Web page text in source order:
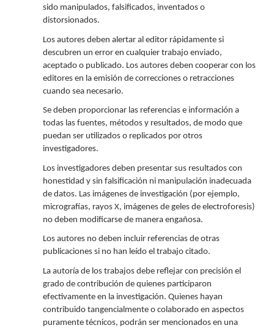
sido manipulados, falsificados, inventados o
distorsionados.
Los autores deben alertar al editor rápidamente si
descubren un error en cualquier trabajo enviado,
aceptado o publicado. Los autores deben cooperar con los
editores en la emisión de correcciones o retracciones
cuando sea necesario.
Se deben proporcionar las referencias e información a
todas las fuentes, métodos y resultados, de modo que
puedan ser utilizados o replicados por otros
investigadores.
Los investigadores deben presentar sus resultados con
honestidad y sin falsificación ni manipulación inadecuada
de datos. Las imágenes de investigación (por ejemplo,
micrografías, rayos X, imágenes de geles de electroforesis)
no deben modificarse de manera engañosa.
Los autores no deben incluir referencias de otras
publicaciones si no han leído el trabajo citado.
La autoría de los trabajos debe reflejar con precisión el
grado de contribución de quienes participaron
efectivamente en la investigación. Quienes hayan
contribuido tangencialmente o colaborado en aspectos
puramente técnicos, podrán ser mencionados en una